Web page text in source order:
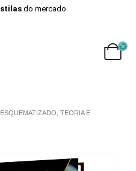
do mercado
TEORIA E